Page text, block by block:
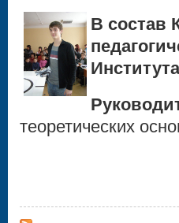
В состав
теоретических